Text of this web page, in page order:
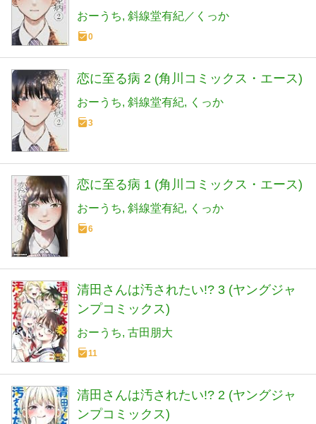
おーうち 斜線堂有紀／くっか
0
恋に至る病 2 (角川コミックス・エース)
おーうち 斜線堂有紀 くっか
3
恋に至る病 1 (角川コミックス・エース)
おーうち 斜線堂有紀 くっか
6
清田さんは汚されたい!? 3 (ヤングジャ
ンプコミックス)
おーうち 古田朋大
11
清田さんは汚されたい!? 2 (ヤングジャ
ンプコミックス)